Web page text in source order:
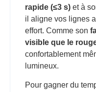
rapide (≤3 s) et à
il aligne vos lignes
effort. Comme son
visible que le
confortablement
lumineux.
Pour gagner du